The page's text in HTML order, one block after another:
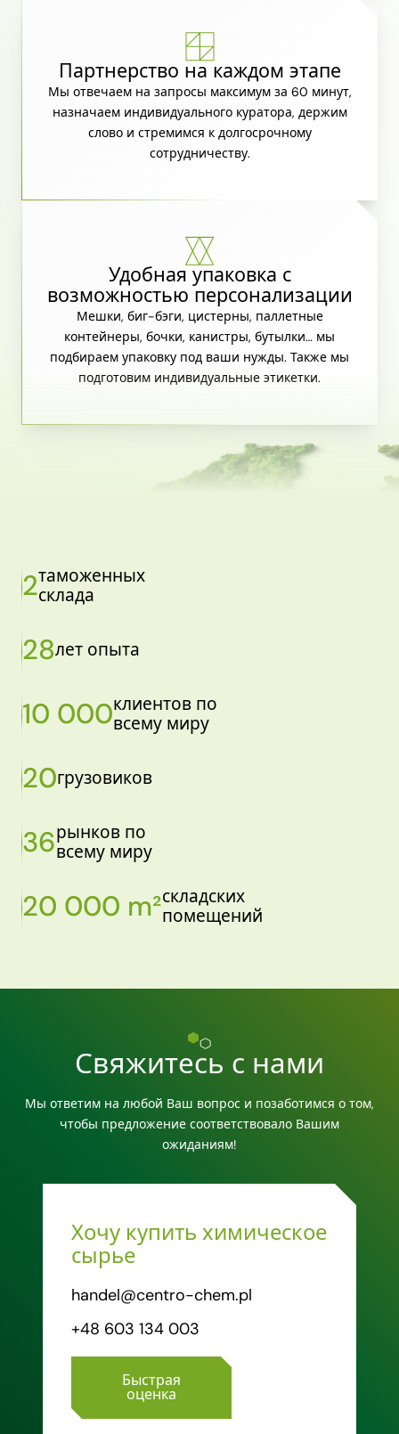
Партнерство на каждом этапе
Мы отвечаем на запросы максимум за 60 минут,
назначаем индивидуального куратора, держим
слово и стремимся к долгосрочному
сотрудничеству.
Удобная упаковка с
возможностью персонализации
Мешки, биг-бэги, цистерны, паллетные
контейнеры, бочки, канистры, бутылки… мы
подбираем упаковку под ваши нужды. Также мы
подготовим индивидуальные этикетки.
2таможенных
склада
28лет опыта
10 000клиентов по
всему миру
20грузовиков
36рынков по
всему миру
20 000 m²складских
помещений
Свяжитесь с нами
Мы ответим на любой Ваш вопрос и позаботимся о том,
чтобы предложение соответствовало Вашим
ожиданиям!
Хочу купить химическое
сырье
handel@centro-chem.pl
+48 603 134 003
Быстрая
оценка